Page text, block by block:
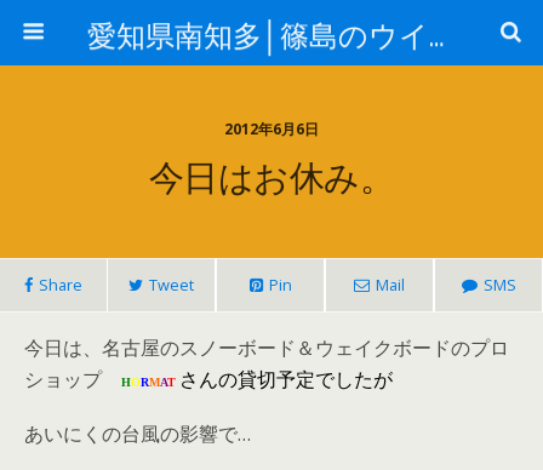
愛知県南知多│篠島のウイングはジギング&エギングガイドの釣り船（ルアー船）です
2012年6月6日
今日はお休み。
Share Tweet Pin Mail SMS
今日は、名古屋のスノーボード＆ウェイクボードのプロ
ショップ
HORMAT さんの貸切予定でしたが
あいにくの台風の影響で…